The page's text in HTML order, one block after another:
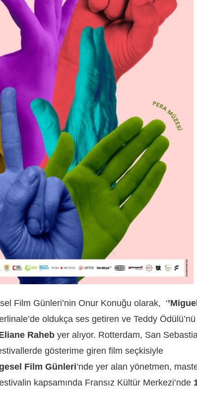
Film Günleri’nin Onur Konuğu olarak, ‘
oldukça ses getiren ve Teddy Ödülü’nü
Raheb yer alıyor. Rotterdam, San
gösterime giren film seçkisiyle
Film Günleri’nde yer alan yönetmen,
kapsamında Fransız Kültür Merkezi’nde